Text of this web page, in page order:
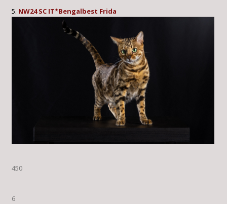
5. NW24 SC IT*Bengalbest Frida
450
6